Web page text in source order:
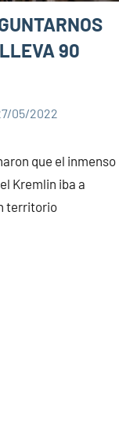
90
05/2022
que el inmenso
Kremlin iba a
territorio